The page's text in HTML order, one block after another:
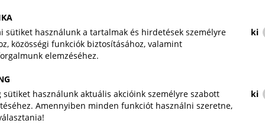
A Kamara új társadalmi felelősségvállalási
programja, „Az iskolapadtól az első munkahelyig"
végig pályájuk legérzékenyebb szakaszán.
A magyar kkv-k munkahelyi
sütiket használunk a tartalmak és hirdetések személyre
közösségi funkciók biztosításához, valamint
elemzéséhez.
ki
sütiket használunk aktuális akcióink személyre szabott
Amennyiben minden funkciót használni szeretne,
ki